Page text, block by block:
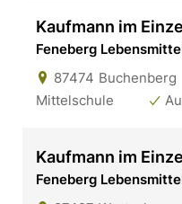
Kaufmann im
Feneberg
87474 Buchenberg
Mittelschule
Kaufmann im
Feneberg